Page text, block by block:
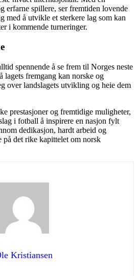
erfarne spillere, ser fremtiden lovende
med å utvikle et sterkere lag som kan
i kommende turneringer.
spennende å se frem til Norges neste
lagets fremgang kan norske og
over landslagets utvikling og heie dem
prestasjoner og fremtidige muligheter,
i fotball å inspirere en nasjon fylt
dedikasjon, hardt arbeid og
det rike kapittelet om norsk
Kristiansen